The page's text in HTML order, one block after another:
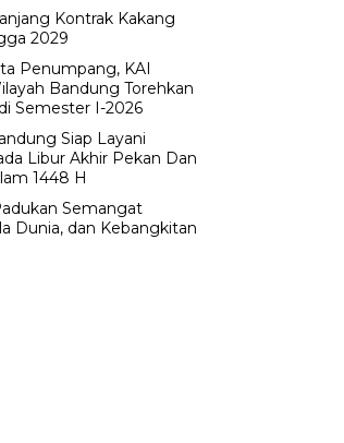
Kontrak Kakang
2029
Penumpang, KAI
Bandung Torehkan
Semester I-2026
Siap Layani
Libur Akhir Pekan Dan
1448 H
Semangat
Dunia, dan Kebangkitan